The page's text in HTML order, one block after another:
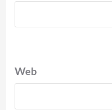
Web